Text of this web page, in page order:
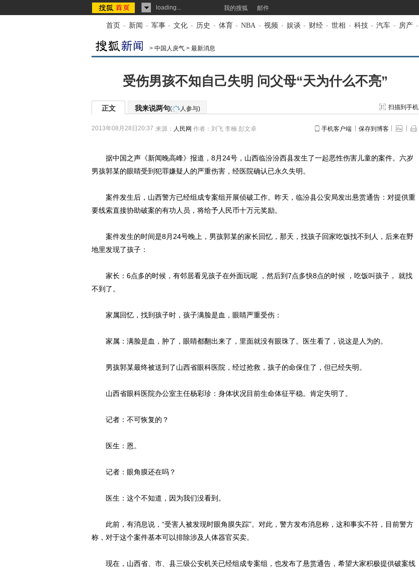
loading... 我的搜狐 邮件
首页 - 新闻 - 军事 - 文化 - 历史 - 体育 - NBA - 视频 - 娱谈 - 财经 - 世相 - 科技 - 汽车 - 房产 -
> 中国人戾气 > 最新消息
受伤男孩不知自己失明 问父母“天为什么不亮”
正文 我来说两句( 人参与) 扫描到手机
2013年08月28日20:37 来源： 人民网 作者：刘飞 李楠 彭文卓 手机客户端 保存到博客
据中国之声《新闻晚高峰》报道，8月24号，山西临汾汾西县发生了一起恶性伤害儿童的案件。六岁
男孩郭某的眼睛受到犯罪嫌疑人的严重伤害，经医院确认已永久失明。
案件发生后，山西警方已经组成专案组开展侦破工作。昨天，临汾县公安局发出悬赏通告：对提供重
要线索直接协助破案的有功人员，将给予人民币十万元奖励。
案件发生的时间是8月24号晚上，男孩郭某的家长回忆，那天，找孩子回家吃饭找不到人，后来在野
地里发现了孩子：
家长：6点多的时候，有邻居看见孩子在外面玩呢 ，然后到7点多快8点的时候 ，吃饭叫孩子， 就找
不到了。
家属回忆，找到孩子时，孩子满脸是血，眼睛严重受伤：
家属：满脸是血，肿了，眼睛都翻出来了，里面就没有眼珠了。医生看了，说这是人为的。
男孩郭某最终被送到了山西省眼科医院，经过抢救，孩子的命保住了，但已经失明。
山西省眼科医院办公室主任杨彩珍：身体状况目前生命体征平稳。肯定失明了。
记者：不可恢复的？
医生：恩。
记者：眼角膜还在吗？
医生：这个不知道，因为我们没看到。
此前，有消息说，“受害人被发现时眼角膜失踪”。对此，警方发布消息称，这和事实不符，目前警方
称，对于这个案件基本可以排除涉及人体器官买卖。
现在，山西省、市、县三级公安机关已经组成专案组，也发布了悬赏通告，希望大家积极提供破案线